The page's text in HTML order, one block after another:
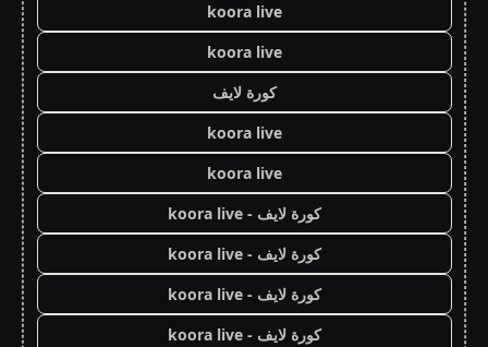
koora live
koora live
كورة لايف
koora live
koora live
كورة لايف - koora live
كورة لايف - koora live
كورة لايف - koora live
كورة لايف - koora live